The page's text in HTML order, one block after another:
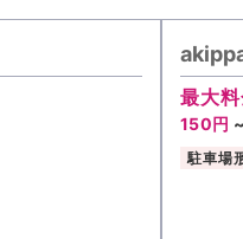
最大
150円
駐車場